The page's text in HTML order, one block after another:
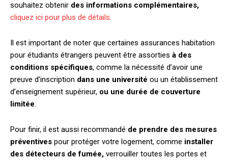
souhaitez obtenir des informations complémentaires,
cliquez ici pour plus de détails.
Il est important de noter que certaines assurances habitation
pour étudiants étrangers peuvent être assorties à des
conditions spécifiques, comme la nécessité d’avoir une
preuve d’inscription dans une université ou un établissement
d’enseignement supérieur, ou une durée de couverture
limitée.
Pour finir, il est aussi recommandé de prendre des mesures
préventives pour protéger votre logement, comme installer
des détecteurs de fumée, verrouiller toutes les portes et